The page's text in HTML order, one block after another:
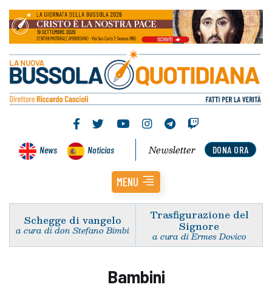
News Noticias DONA ORA
Newsletter
MENU
Schegge di vangelo
a cura di don Stefano Bimbi
Trasfigurazione del
Signore
a cura di Ermes Dovico
Bambini